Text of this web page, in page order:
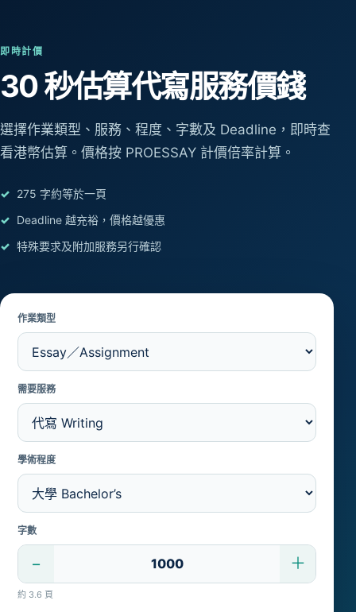
即時計價
30 秒估算代寫服務價錢
選擇作業類型、服務、程度、字數及 Deadline，即時查
看港幣估算。價格按 PROESSAY 計價倍率計算。
275 字約等於一頁
Deadline 越充裕，價格越優惠
特殊要求及附加服務另行確認
作業類型
需要服務
學術程度
字數
− ＋
約 3.6 頁